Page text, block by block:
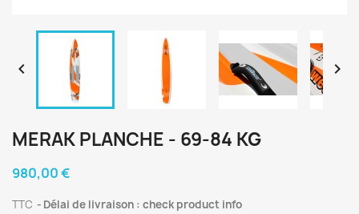
 
MERAK PLANCHE - 69-84 KG
980,00 €
TTC Délai de livraison : check product info